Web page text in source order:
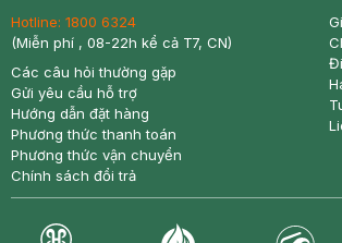
Hotline: 1800 6324
(Miễn phí , 08-22h kể cả T7, CN)
Các câu hỏi thường gặp
Gửi yêu cầu hỗ trợ
Hướng dẫn đặt hàng
Phương thức thanh toán
Phương thức vận chuyển
Chính sách đổi trả